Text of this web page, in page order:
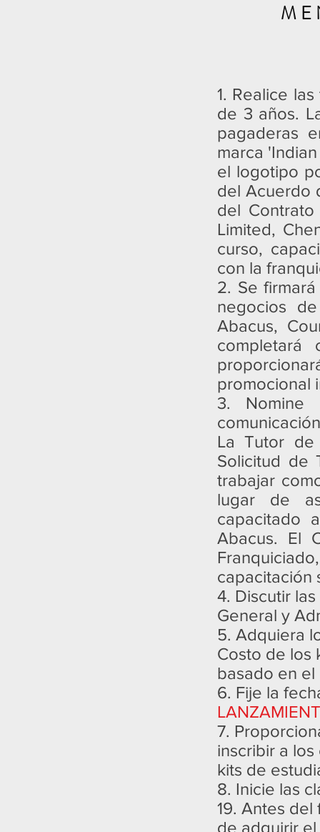
1. Realice
de 3 años.
pagaderas
marca
el logotipo
del Acuerdo
del Contrato
Limited,
curso,
con la
2. Se
negocios
Abacus,
promocional
3. Nomine
La Tutor de
Solicitud de
trabajar
lugar de
capacitado
Abacus. El
capacitación
4. Discutir
General y
5. Adquiera
Costo de los
basado en el
6. Fije la
7.
inscribir a
kits de
8. Inicie las
19. Antes del
de adquirir